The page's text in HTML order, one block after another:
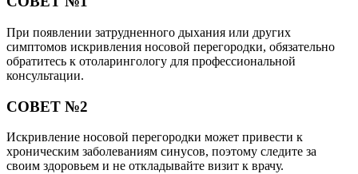
При появлении затрудненного дыхания или других
симптомов искривления носовой перегородки, обязательно
обратитесь к отоларингологу для профессиональной
консультации.
СОВЕТ №2
Искривление носовой перегородки может привести к
хроническим заболеваниям синусов, поэтому следите за
своим здоровьем и не откладывайте визит к врачу.